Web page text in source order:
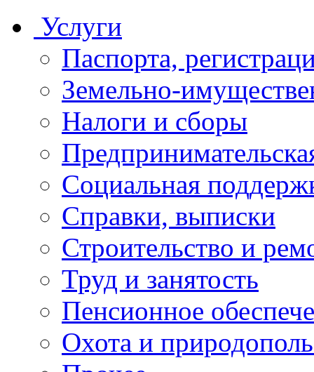
Услуги
Паспорта,
Земельно-
Налоги и сборы
Социальная
Справки, выписки
Строительство и
Труд и занятость
Пенсионное
Охота и